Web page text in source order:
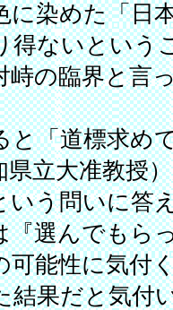
に染めた「日
得ないという
峙の臨界と言
「道標求め
県立大准教授
いう問いに答
『選んでもら
可能性に気付
結果だと気付